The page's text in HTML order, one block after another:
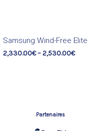
Samsung Wind-Free Elite
2,330.00€–2,530.00€
Partenaires